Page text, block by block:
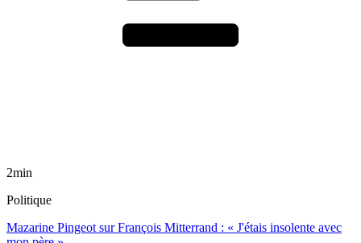
2min
Politique
Mazarine Pingeot sur François Mitterrand : « J'étais insolente avec